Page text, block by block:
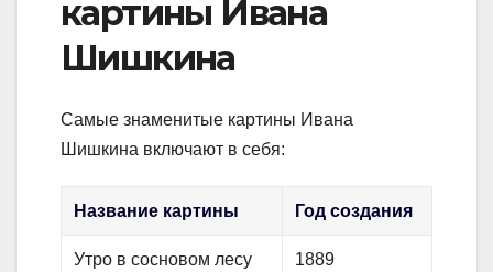
картины Ивана
Шишкина
Самые знаменитые картины Ивана
Шишкина включают в себя:
Название картины Год создания
Утро в сосновом лесу 1889